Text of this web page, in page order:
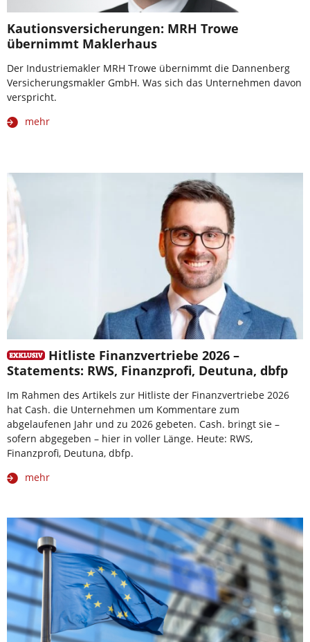
Kautionsversicherungen: MRH Trowe
übernimmt Maklerhaus
Der Industriemakler MRH Trowe übernimmt die Dannenberg
Versicherungsmakler GmbH. Was sich das Unternehmen davon
verspricht.
mehr
Hitliste Finanzvertriebe 2026 –
Statements: RWS, Finanzprofi, Deutuna, dbfp
Im Rahmen des Artikels zur Hitliste der Finanzvertriebe 2026
hat Cash. die Unternehmen um Kommentare zum
abgelaufenen Jahr und zu 2026 gebeten. Cash. bringt sie –
sofern abgegeben – hier in voller Länge. Heute: RWS,
Finanzprofi, Deutuna, dbfp.
mehr